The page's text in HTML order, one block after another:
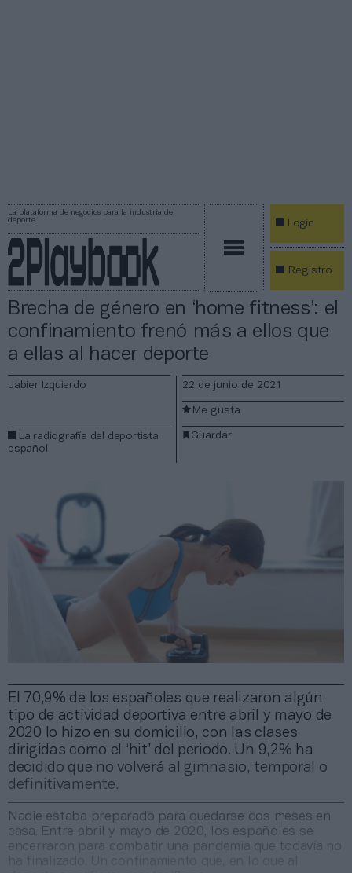
La plataforma de negocios para la industria del
deporte
Login
Registro
Brecha de género en ‘home fitness’: el
confinamiento frenó más a ellos que
a ellas al hacer deporte
El 70,9% de los españoles que realizaron algún
tipo de actividad deportiva entre abril y mayo de
2020 lo hizo en su domicilio, con las clases
dirigidas como el ‘hit’ del periodo. Un 9,2% ha
decidido que no volverá al gimnasio, temporal o
definitivamente.
Jabier Izquierdo
La radiografía del deportista
español
22 de junio de 2021
Guardar
Me gusta
Nadie estaba preparado para quedarse dos meses en
casa. Entre abril y mayo de 2020, los españoles se
encerraron para combatir una pandemia que todavía no